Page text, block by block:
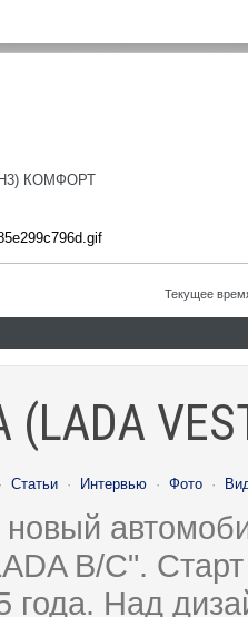
КОМФОРТ
Текущее
· Статьи · Интервью · Фото ·
новый
B/C".
года. Над